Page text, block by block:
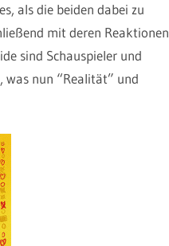
als die beiden dabei zu
mit deren Reaktionen
sind Schauspieler und
was nun “Realität” und